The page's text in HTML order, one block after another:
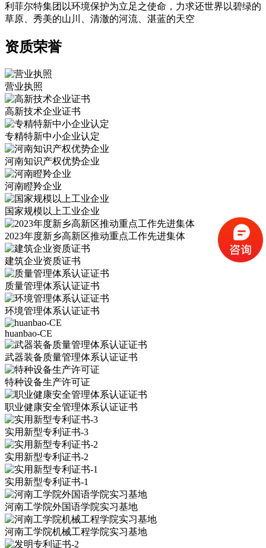
利菲尔特集团以环境保护为立足之使命，力求还世界以碧绿的
草原、秀美的山川、清澈的河流、湛蓝的天空
资质荣誉
营业执照
高新技术企业证书
专精特新中小企业认定
河南知识产权优势企业
河南瞪羚企业
国家规模以上工业企业
2023年度新乡高新区推动重点工作先进集体
建筑企业资质证书
质量管理体系认证证书
环境管理体系认证证书
huanbao-CE
武器装备质量管理体系认证证书
特种设备生产许可证
职业健康安全管理体系认证证书
实用新型专利证书-3
实用新型专利证书-2
实用新型专利证书-1
河南工学院外国语学院实习基地
河南工学院机械工程学院实习基地